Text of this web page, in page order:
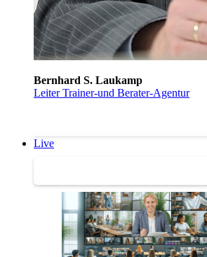
Bernhard S. Laukamp
Leiter Trainer-und Berater-Agentur
Live